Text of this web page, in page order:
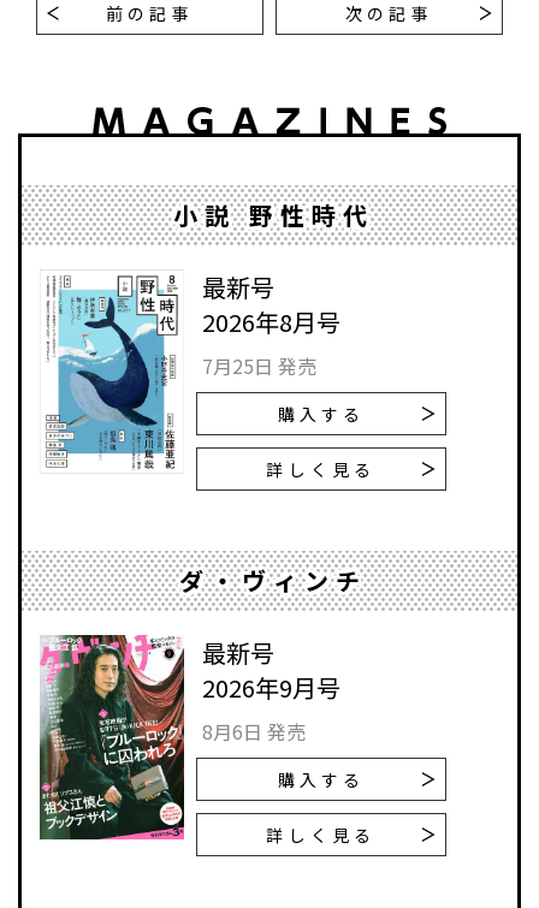
前の記事 次の記事
小説 野性時代
最新号
2026年8月号
7月25日 発売
購入する
詳しく見る
ダ・ヴィンチ
最新号
2026年9月号
8月6日 発売
購入する
詳しく見る